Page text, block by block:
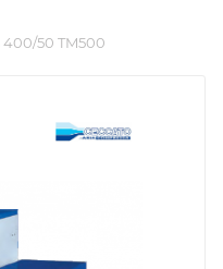
400/50 TM500